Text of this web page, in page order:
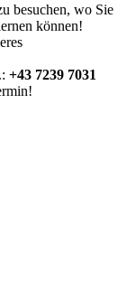
besuchen, wo Sie
können!
+43 7239 7031